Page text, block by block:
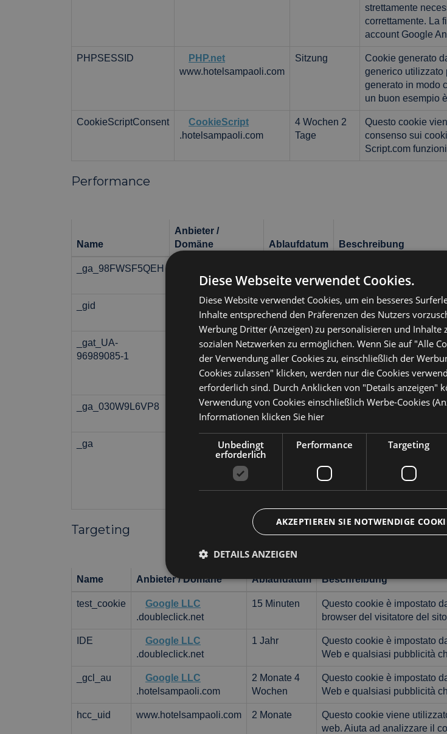
strettamente
correttamente. La
account Google
PHPSESSID
PHP.net
www.hotelsampaoli.com
Sitzung
Cookie generato
generico utilizzato
generato in modo
un buon esempio
CookieScriptConsent
CookieScript
.hotelsampaoli.com
4 Wochen 2
Tage
Questo cookie
consenso sui
Script.com
Performance
Name
Anbieter /
Domäne
Ablaufdatum Beschreibung
_ga_98FWSF5QEH
Monat
Questo cookie viene
_gid
Google LLC
.hotelsampaoli.com
1 Tag
Questo cookie è
ogni pagina visitata e
_gat_UA-
96989085-1
.hotelsampaoli.com 59 Sekunden
Si tratta di un cookie di
nome contiene il
variazione del cookie
su siti Web ad alto
_ga_030W9L6VP8 .hotelsampaoli.com
1 Jahr 1
Monat
Questo cookie viene
_ga
Google LLC
.hotelsampaoli.com
1 Jahr 1
Questo nome di cookie
significativo del
utilizzato per
identificatore del
Targeting
Name Anbieter / Domäne Ablaufdatum Beschreibung
test_cookie
Google LLC
.doubleclick.net
15 Minuten
Questo cookie è impostato
browser del visitatore del
IDE
Google LLC
.doubleclick.net
1 Jahr
Questo cookie è impostato
Web e qualsiasi pubblicità
_gcl_au
Google LLC
.hotelsampaoli.com
2 Monate 4
Wochen
Questo cookie è impostato
Web e qualsiasi pubblicità
hcc_uid www.hotelsampaoli.com 2 Monate
Questo cookie viene
web. Aiuta ad analizzare il
Diese Webseite verwendet Cookies.
Diese Website verwendet Cookies, um ein besseres
Inhalte entsprechend den Präferenzen des Nutzers
Werbung Dritter (Anzeigen) zu personalisieren und
sozialen Netzwerken zu ermöglichen. Wenn Sie auf "Alle
der Verwendung aller Cookies zu, einschließlich der
Cookies zulassen" klicken, werden nur die Cookies
erforderlich sind. Durch Anklicken von "Details anzeigen"
Verwendung von Cookies einschließlich Werbe-Cookies
Informationen klicken Sie hier
Unbedingt
erforderlich
Performance Targeting
AKZEPTIEREN SIE NOTWENDIGE
DETAILS ANZEIGEN
Unbedingt erforderlich Performance Targeting
Kontoverwaltung. Ohne die unbedingt erforderlichen Cookies kann die
Anbieter / Domäne Ablaufdatum
1 Woche
_dc_gtm_UA-
96989085-1
.hotelsampaoli.com 50 Sekunden
Tag
come
del